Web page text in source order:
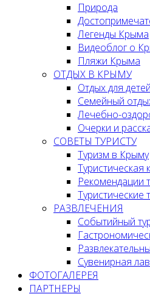
Природа
Легенды Крыма
Видеоблог о
Пляжи Крыма
ОТДЫХ В КРЫМУ
Отдых для детей
Семейный
Лечебно-
Очерки и
СОВЕТЫ ТУРИСТУ
Туризм в Крыму
Туристическая
Рекомендации
РАЗВЛЕЧЕНИЯ
Событийный
Сувенирная
ФОТОГАЛЕРЕЯ
ПАРТНЕРЫ